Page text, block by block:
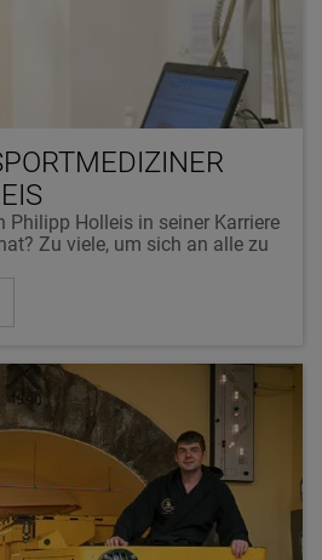
Philipp Holleis in seiner Karriere
Zu viele, um sich an alle zu